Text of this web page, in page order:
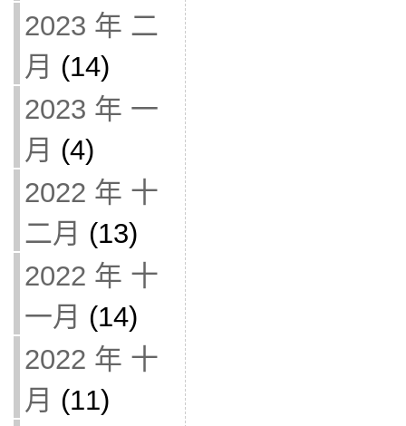
2023 年 二
月 (14)
2023 年 一
月 (4)
2022 年 十
二月 (13)
2022 年 十
一月 (14)
2022 年 十
月 (11)